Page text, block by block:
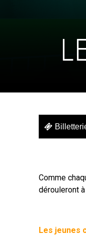
Comme
dérouleront
Les jeunes